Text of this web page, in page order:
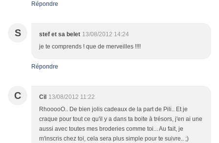
Répondre
S stef et sa belet 13/08/2012 14:24
je te comprends ! que de merveilles !!!!
Répondre
C Cil 13/08/2012 11:22
RhooooO.. De bien jolis cadeaux de la part de Pili.. Et je
craque pour tout ce qu'il y a dans ta boite à trésors, j'en ai une
aussi avec toutes mes broderies comme toi... Au fait, je
m'inscris chez toi, cela sera plus simple pour te suivre.. ;)